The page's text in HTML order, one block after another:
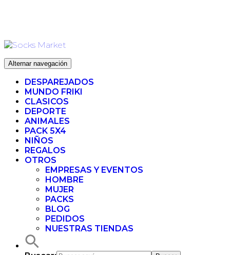
Alternar navegación
DESPAREJADOS
MUNDO FRIKI
CLASICOS
DEPORTE
ANIMALES
PACK 5X4
NIÑOS
REGALOS
OTROS
EMPRESAS Y EVENTOS
HOMBRE
MUJER
PACKS
BLOG
PEDIDOS
NUESTRAS TIENDAS